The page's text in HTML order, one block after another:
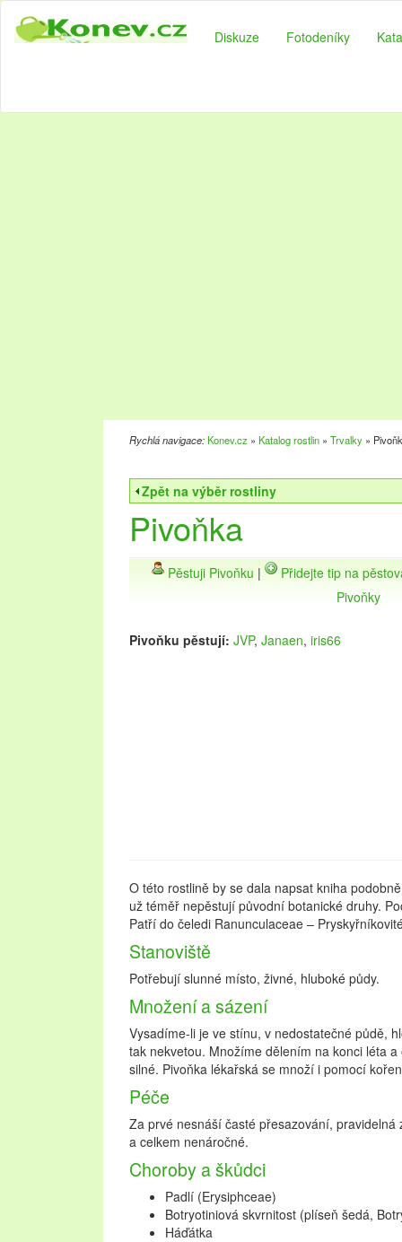
Diskuze Fotodeníky
Rychlá navigace:Konev.cz » Katalog rostlin » Trvalky »
Zpět na výběr rostliny
Pivoňka
Pěstuji Pivoňku |
Přidejte tip na
Pivoňky
Pivoňku pěstují: JVP, Janaen, iris66
O této rostlině by se dala napsat kniha
už téměř nepěstují původní botanické druhy.
Patří do čeledi Ranunculaceae –
Stanoviště
Potřebují slunné místo, živné, hluboké půdy.
Množení a sázení
Vysadíme-li je ve stínu, v nedostatečné půdě,
tak nekvetou. Množíme dělením na konci léta
silné. Pivoňka lékařská se množí i pomocí
Péče
Za prvé nesnáší časté přesazování,
a celkem nenáročné.
Choroby a škůdci
Padlí (Erysiphceae)
Botryotiniová skvrnitost (plíseň šedá,
Háďátka